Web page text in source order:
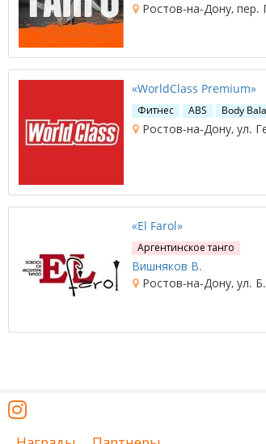
Ростов-на-Дону, пер.
«WorldClass Premium»
Фитнес ABS Body
Ростов-на-Дону, ул.
«El Farol»
Аргентинское танго
Вишняков В.
Ростов-на-Дону, ул.